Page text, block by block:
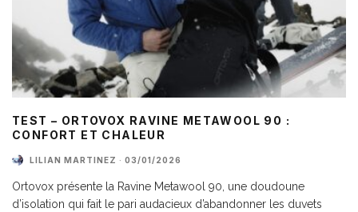
TEST – ORTOVOX RAVINE METAWOOL 90 :
CONFORT ET CHALEUR
LILIAN MARTINEZ · 03/01/2026
Ortovox présente la Ravine Metawool 90, une doudoune
d’isolation qui fait le pari audacieux d’abandonner les duvets